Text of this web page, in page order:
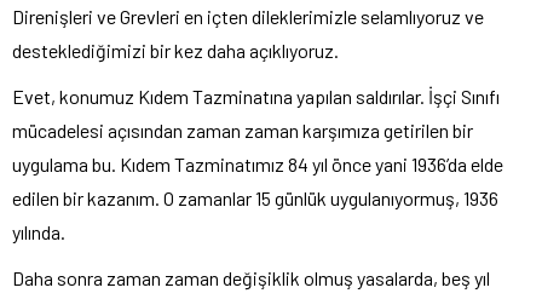
Direnişleri ve Grevleri en içten dileklerimizle selamlıyoruz ve
desteklediğimizi bir kez daha açıklıyoruz.
Evet, konumuz Kıdem Tazminatına yapılan saldırılar. İşçi Sınıfı
mücadelesi açısından zaman zaman karşımıza getirilen bir
uygulama bu. Kıdem Tazminatımız 84 yıl önce yani 1936’da elde
edilen bir kazanım. O zamanlar 15 günlük uygulanıyormuş, 1936
yılında.
Daha sonra zaman zaman değişiklik olmuş yasalarda, beş yıl